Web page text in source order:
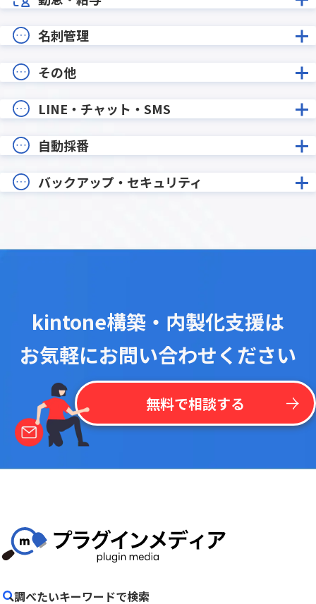
名刺管理
その他
LINE・チャット・SMS
自動採番
バックアップ・セキュリティ
kintone構築・内製化支援は
お気軽にお問い合わせください
無料で相談する
調べたいキーワードで検索